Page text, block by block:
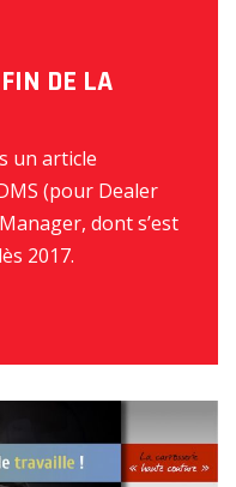
DE LA
un article
(pour Dealer
dont s’est
2017.